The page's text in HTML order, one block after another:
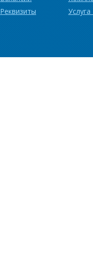
Реквизиты